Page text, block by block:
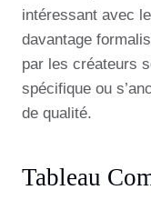
intéressant avec
davantage
par les créateurs
spécifique ou
de qualité.
Tableau